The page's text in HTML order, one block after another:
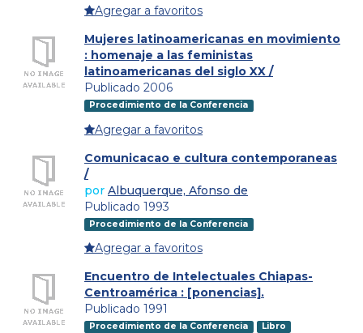
Agregar a favoritos
Mujeres latinoamericanas en movimiento
: homenaje a las feministas
latinoamericanas del siglo XX /
Publicado 2006
Procedimiento de la Conferencia
Agregar a favoritos
Comunicacao e cultura contemporaneas
/
por Albuquerque, Afonso de
Publicado 1993
Procedimiento de la Conferencia
Agregar a favoritos
Encuentro de Intelectuales Chiapas-
Centroamérica : [ponencias].
Publicado 1991
Procedimiento de la Conferencia Libro